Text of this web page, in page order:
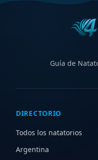
Guía de
DIRECTORIO
Todos los natatorios
Argentina